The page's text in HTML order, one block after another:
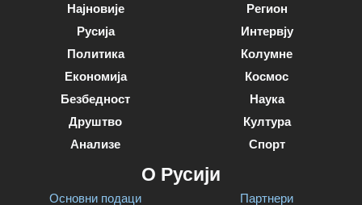
Најновије
Русија
Политика
Економија
Безбедност
Друштво
Анализе
Регион
Интервју
Колумне
Космос
Наука
Култура
Спорт
О Русији
Основни подаци
Партнери